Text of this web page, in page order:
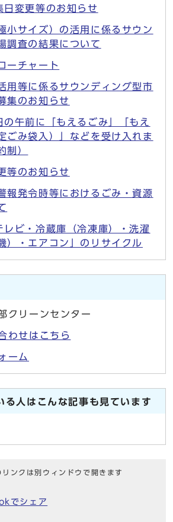
変更等のお知らせ
小サイズ）の活用に係るサウン
調査の結果について
ーチャート
用等に係るサウンディング型市
集のお知らせ
午前に「もえるごみ」「もえ
ごみ袋入）」などを受け入れま
制）
等のお知らせ
報発令時等におけるごみ・資源
レビ・冷蔵庫（冷凍庫）・洗濯
）・エアコン」のリサイクル
クリーンセンター
わせはこちら
ーム
る人はこんな記事も見ています
ンクは別ウィンドウで開きます
でシェア